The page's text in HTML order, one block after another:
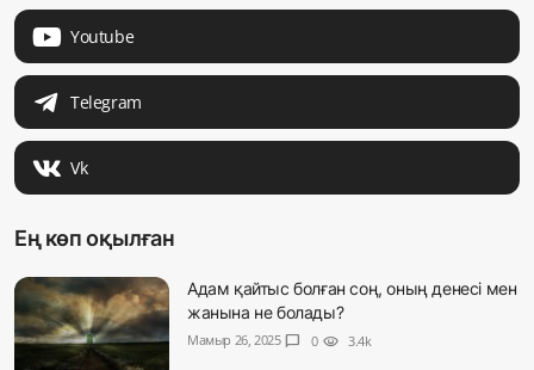
Youtube
Telegram
Vk
Ең көп оқылған
Адам қайтыс болған соң, оның денесі мен
жанына не болады?
Мамыр 26, 2025 chat_bubble 0 visibility 3.4k